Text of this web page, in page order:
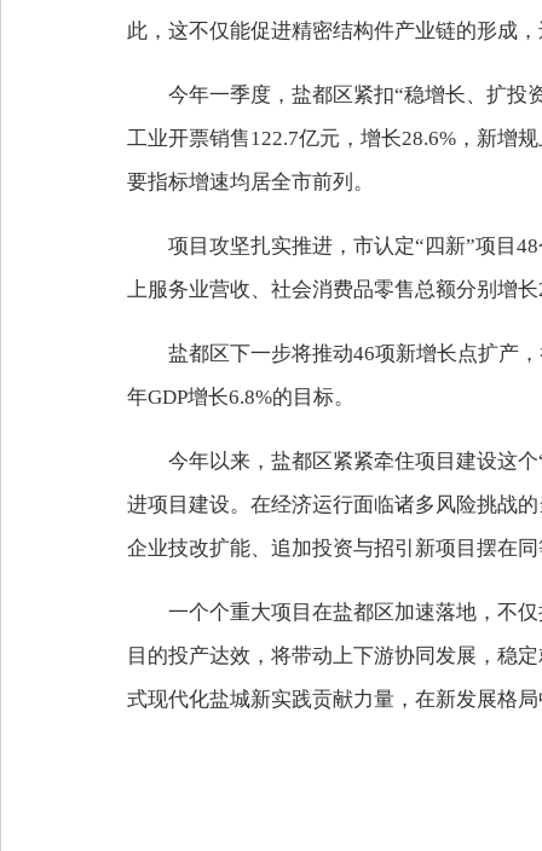
此，这不仅能促进精密结构件产业链的形成
今年一季度，盐都区紧扣“稳增长、扩投
工业开票销售122.7亿元，增长28.6%，新增
要指标增速均居全市前列。
项目攻坚扎实推进，市认定“四新”项目
上服务业营收、社会消费品零售总额分别增
盐都区下一步将推动46项新增长点扩产
年GDP增长6.8%的目标。
今年以来，盐都区紧紧牵住项目建设这
进项目建设。在经济运行面临诸多风险挑战
企业技改扩能、追加投资与招引新项目摆在
一个个重大项目在盐都区加速落地，不
目的投产达效，将带动上下游协同发展，稳
式现代化盐城新实践贡献力量，在新发展格